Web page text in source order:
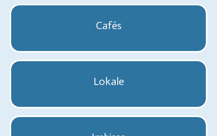
Cafés
Lokale